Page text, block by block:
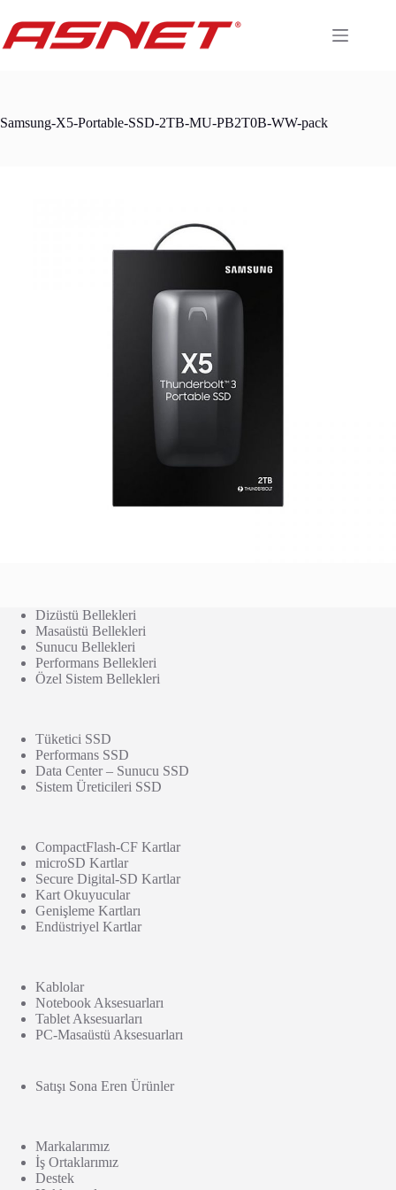
content
Samsung-X5-Portable-SSD-2TB-MU-PB2T0B-WW-pack
Dizüstü Bellekleri
Masaüstü Bellekleri
Sunucu Bellekleri
Performans Bellekleri
Özel Sistem Bellekleri
Tüketici SSD
Performans SSD
Data Center – Sunucu SSD
Sistem Üreticileri SSD
CompactFlash-CF Kartlar
microSD Kartlar
Secure Digital-SD Kartlar
Kart Okuyucular
Genişleme Kartları
Endüstriyel Kartlar
Kablolar
Notebook Aksesuarları
Tablet Aksesuarları
PC-Masaüstü Aksesuarları
Satışı Sona Eren Ürünler
Markalarımız
İş Ortaklarımız
Destek